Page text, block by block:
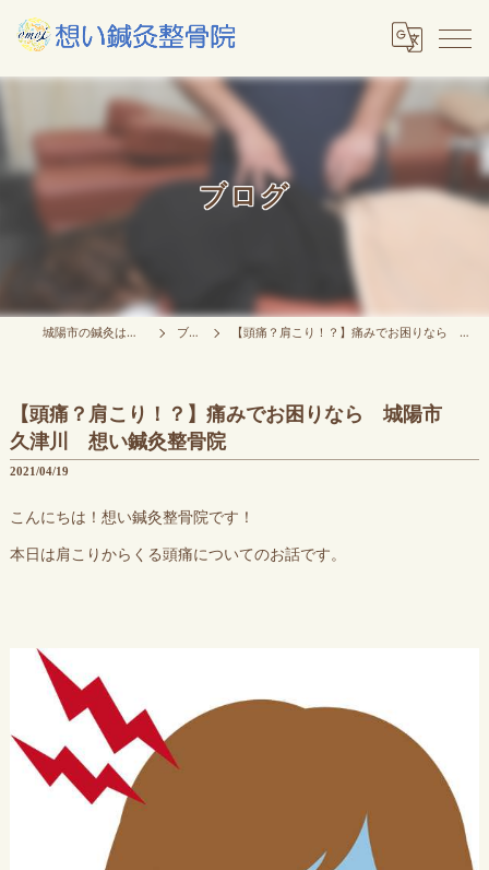
ブログ
城陽市の鍼灸は想い鍼灸整骨院 ブログ 【頭痛？肩こり！？】痛みでお困りなら 城陽市 久津川 想い鍼灸整骨院
【頭痛？肩こり！？】痛みでお困りなら 城陽市
久津川 想い鍼灸整骨院
2021/04/19
こんにちは！想い鍼灸整骨院です！
本日は肩こりからくる頭痛についてのお話です。